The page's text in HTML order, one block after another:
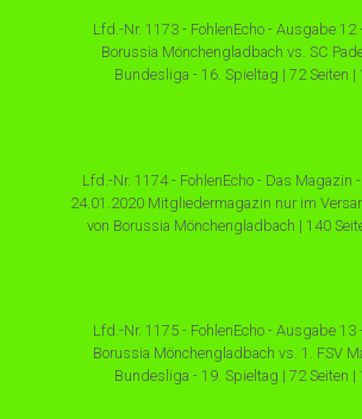
Lfd.-Nr. 1173 - FohlenEcho - Ausgabe 12
Borussia Mönchengladbach vs. SC
Bundesliga - 16. Spieltag | 72 Seiten |
Lfd.-Nr. 1174 - FohlenEcho - Das Magazin
24.01.2020 Mitgliedermagazin nur im
von Borussia Mönchengladbach | 140
Lfd.-Nr. 1175 - FohlenEcho - Ausgabe 13
Borussia Mönchengladbach vs. 1. FSV
Bundesliga - 19. Spieltag | 72 Seiten |